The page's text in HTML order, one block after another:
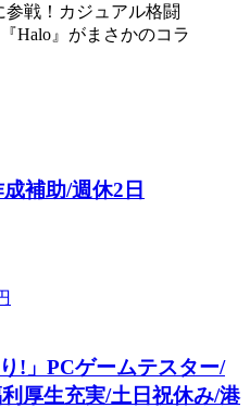
戦！カジュアル格闘
Halo』がまさかのコラ
補助/週休2日
!」PCゲームテスター/
厚生充実/土日祝休み/港